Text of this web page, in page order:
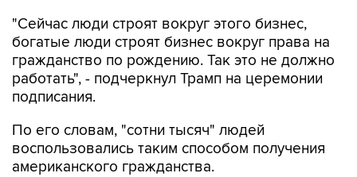
"Сейчас люди строят вокруг этого бизнес,
богатые люди строят бизнес вокруг права на
гражданство по рождению. Так это не должно
работать", - подчеркнул Трамп на церемонии
подписания.
По его словам, "сотни тысяч" людей
воспользовались таким способом получения
американского гражданства.